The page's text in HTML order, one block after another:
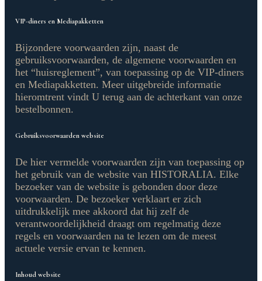
VIP-diners en Mediapakketten
Bijzondere voorwaarden zijn, naast de
gebruiksvoorwaarden, de algemene voorwaarden en
het “huisreglement”, van toepassing op de VIP-diners
en Mediapakketten. Meer uitgebreide informatie
hieromtrent vindt U terug aan de achterkant van onze
bestelbonnen.
Gebruiksvoorwaarden website
De hier vermelde voorwaarden zijn van toepassing op
het gebruik van de website van HISTORALIA. Elke
bezoeker van de website is gebonden door deze
voorwaarden. De bezoeker verklaart er zich
uitdrukkelijk mee akkoord dat hij zelf de
verantwoordelijkheid draagt om regelmatig deze
regels en voorwaarden na te lezen om de meest
actuele versie ervan te kennen.
Inhoud website